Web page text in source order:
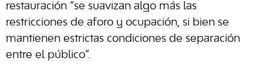
restauración “se suavizan algo más las
restricciones de aforo y ocupación, si bien se
mantienen estrictas condiciones de separación
entre el público”.